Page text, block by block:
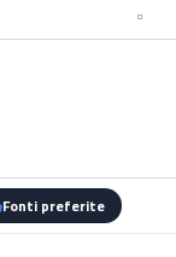
Fonti preferite